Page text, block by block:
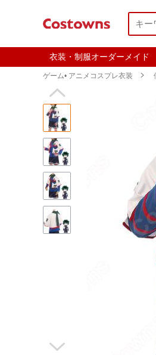
衣装・制服オーダーメイド
ゲーム• アニメコスプレ衣装 

